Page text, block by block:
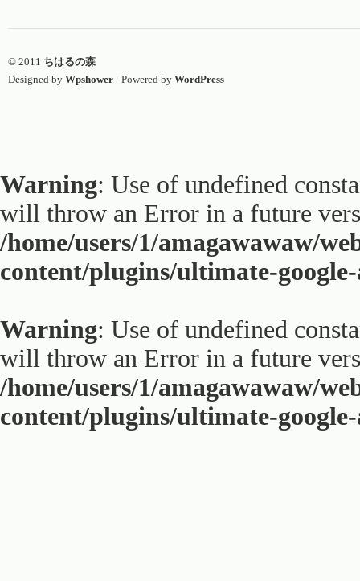
© 2011 ちはるの森
Designed by Wpshower Powered by WordPress
Warning: Use of undefined
will throw an Error in a future
/home/users/1/amagawawaw/
content/plugins/ultimate-
Warning: Use of undefined
will throw an Error in a future
/home/users/1/amagawawaw/
content/plugins/ultimate-